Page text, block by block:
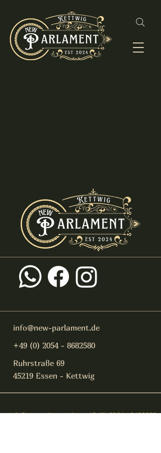
info@new-parlament.de
+49 (0) 2054 - 8682580
Ruhrstraße 69
45219 Essen - Kettwig
info@new-parlament.de +49 (0) 2054 - 8682580